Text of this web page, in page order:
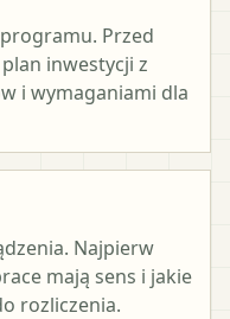
Przed
inwestycji z
i wymaganiami dla
Najpierw
mają sens i jakie
rozliczenia.